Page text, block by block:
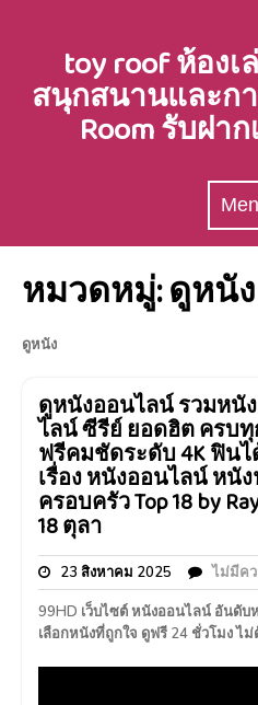
toy roof ห้อง
สนุกสนานและก
Room รับฝา
หมวดหมู่:ดูหนัง
ดูหนัง
ดูหนังออนไลน์ รวมหนั
ไลน์ ซีรีย์ ยอดฮิต ครบ
ฟรีคมชัดระดับ 4K ฟิน
เรื่อง หนังออนไลน์ หนั
ครอบครัว Top 18 by
18 ตุลา
23 สิงหาคม 2025
ไม่มีค
99HD เว็บไซต์ หนังออนไลน์ อันดั
เลือกหนังที่ถูกใจ ดูฟรี 24 ชั่วโมง ไ